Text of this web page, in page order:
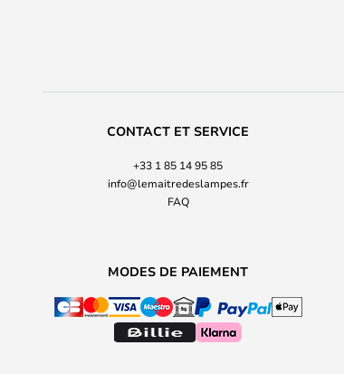
CONTACT ET SERVICE
+33 1 85 14 95 85
info@lemaitredeslampes.fr
FAQ
MODES DE PAIEMENT